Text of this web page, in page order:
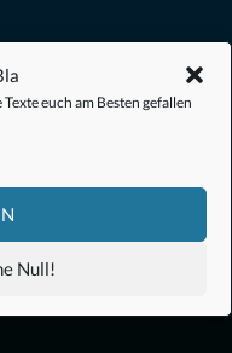
euch am Besten gefallen
Null!